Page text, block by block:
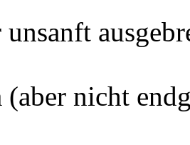
(aber nicht